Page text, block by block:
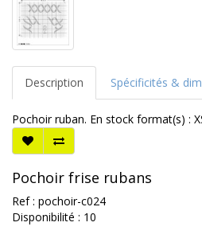
Description Spécificités &
Pochoir ruban. En stock format(s) :
Pochoir frise rubans
Ref : pochoir-c024
Disponibilité : 10